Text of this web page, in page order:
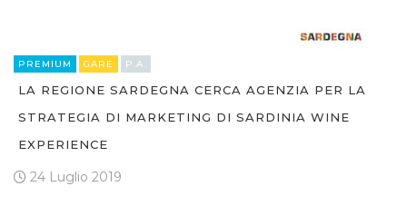
PREMIUM GARE P.A.
LA REGIONE SARDEGNA CERCA AGENZIA PER LA
STRATEGIA DI MARKETING DI SARDINIA WINE
EXPERIENCE
24 Luglio 2019